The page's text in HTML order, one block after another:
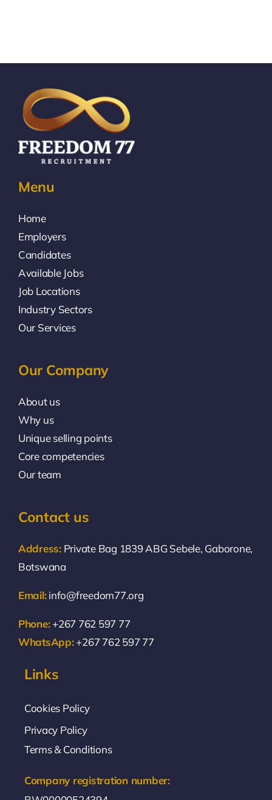
Menu
Home
Employers
Candidates
Available Jobs
Job Locations
Industry Sectors
Our Services
Our Company
About us
Why us
Unique selling points
Core competencies
Our team
Contact us
Address: Private Bag 1839 ABG Sebele, Gaborone,
Botswana
Email:info@freedom77.org
Phone:+267 762 597 77
WhatsApp:+267 762 597 77
Links
Cookies Policy
Privacy Policy
Terms & Conditions
Company registration number: